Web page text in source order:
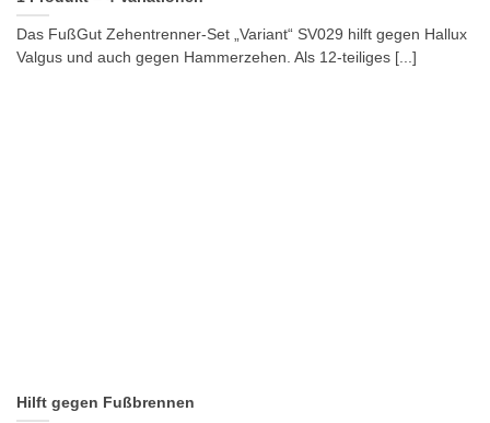
Das FußGut Zehentrenner-Set „Variant“ SV029 hilft gegen Hallux
Valgus und auch gegen Hammerzehen. Als 12-teiliges [...]
Hilft gegen Fußbrennen